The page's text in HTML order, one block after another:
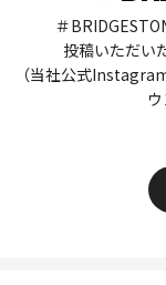
＃
投稿いただい
（当社公式